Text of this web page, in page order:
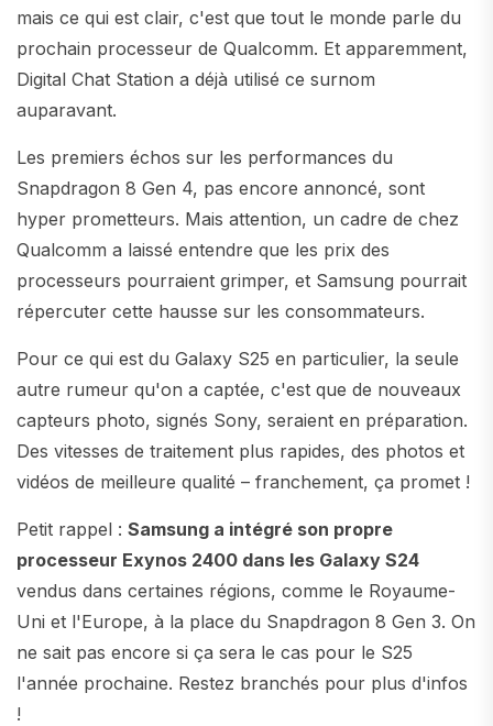
mais ce qui est clair, c'est que tout le monde parle du
prochain processeur de Qualcomm. Et apparemment,
Digital Chat Station a déjà utilisé ce surnom
auparavant.
Les premiers échos sur les performances du
Snapdragon 8 Gen 4, pas encore annoncé, sont
hyper prometteurs. Mais attention, un cadre de chez
Qualcomm a laissé entendre que les prix des
processeurs pourraient grimper, et Samsung pourrait
répercuter cette hausse sur les consommateurs.
Pour ce qui est du Galaxy S25 en particulier, la seule
autre rumeur qu'on a captée, c'est que de nouveaux
capteurs photo, signés Sony, seraient en préparation.
Des vitesses de traitement plus rapides, des photos et
vidéos de meilleure qualité – franchement, ça promet !
Petit rappel : Samsung a intégré son propre
processeur Exynos 2400 dans les Galaxy S24
vendus dans certaines régions, comme le Royaume-
Uni et l'Europe, à la place du Snapdragon 8 Gen 3. On
ne sait pas encore si ça sera le cas pour le S25
l'année prochaine. Restez branchés pour plus d'infos
!